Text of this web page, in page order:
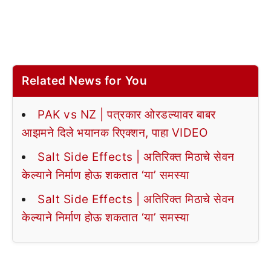
Related News for You
PAK vs NZ | पत्रकार ओरडल्यावर बाबर
आझमने दिले भयानक रिएक्शन, पाहा VIDEO
Salt Side Effects | अतिरिक्त मिठाचे सेवन
केल्याने निर्माण होऊ शकतात ‘या’ समस्या
Salt Side Effects | अतिरिक्त मिठाचे सेवन
केल्याने निर्माण होऊ शकतात ‘या’ समस्या